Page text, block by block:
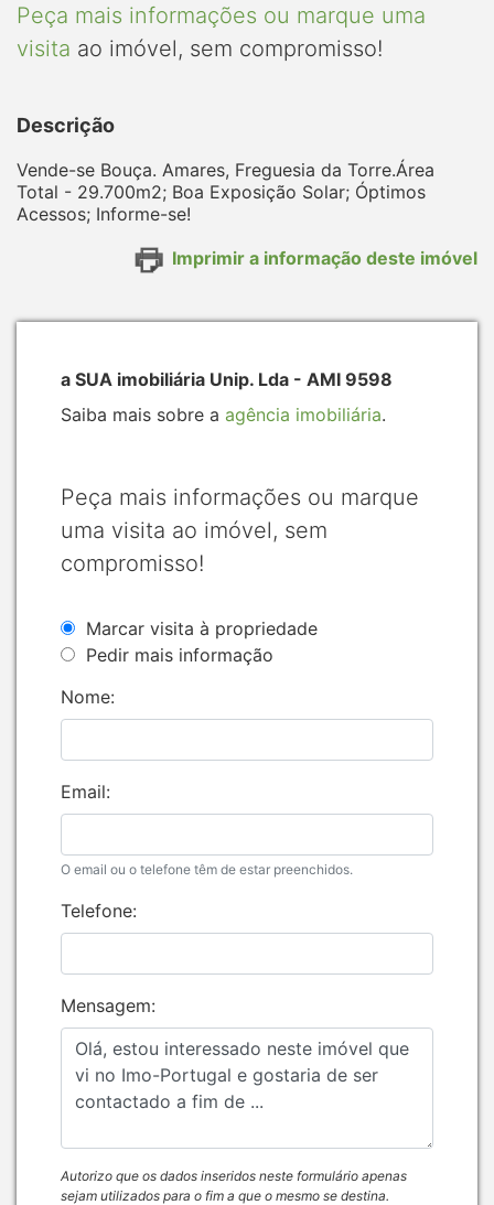
Peça mais informações ou marque uma
visita ao imóvel, sem compromisso!
Descrição
Vende-se Bouça. Amares, Freguesia da Torre.Área
Total - 29.700m2; Boa Exposição Solar; Óptimos
Acessos; Informe-se!
Imprimir a informação deste imóvel
a SUA imobiliária Unip. Lda - AMI 9598
Saiba mais sobre a agência imobiliária.
Peça mais informações ou marque
uma visita ao imóvel, sem
compromisso!
Marcar visita à propriedade
Pedir mais informação
Nome:
Email:
O email ou o telefone têm de estar preenchidos.
Telefone:
Mensagem:
Autorizo que os dados inseridos neste formulário apenas
sejam utilizados para o fim a que o mesmo se destina.